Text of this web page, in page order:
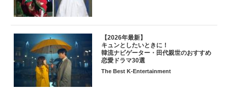
【2026年最新】
キュンとしたいときに！
韓流ナビゲーター・田代親世のおすすめ
恋愛ドラマ30選
The Best K-Entertainment